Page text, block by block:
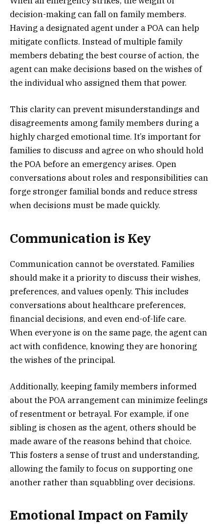
decision-making can fall on family members.
Having a designated agent under a POA can help
mitigate conflicts. Instead of multiple family
members debating the best course of action, the
agent can make decisions based on the wishes of
the individual who assigned them that power.
This clarity can prevent misunderstandings and
disagreements among family members during a
highly charged emotional time. It’s important for
families to discuss and agree on who should hold
the POA before an emergency arises. Open
conversations about roles and responsibilities can
forge stronger familial bonds and reduce stress
when decisions must be made quickly.
Communication is Key
Communication cannot be overstated. Families
should make it a priority to discuss their wishes,
preferences, and values openly. This includes
conversations about healthcare preferences,
financial decisions, and even end-of-life care.
When everyone is on the same page, the agent can
act with confidence, knowing they are honoring
the wishes of the principal.
Additionally, keeping family members informed
about the POA arrangement can minimize feelings
of resentment or betrayal. For example, if one
sibling is chosen as the agent, others should be
made aware of the reasons behind that choice.
This fosters a sense of trust and understanding,
allowing the family to focus on supporting one
another rather than squabbling over decisions.
Emotional Impact on Family